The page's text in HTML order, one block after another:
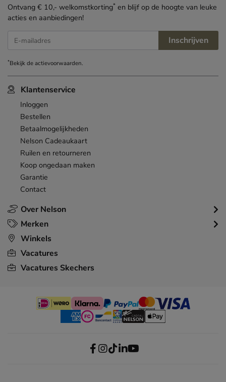
Over Nelson
Klantenservice
Inloggen
Bestellen
Betaalmogelijkheden
Nelson Cadeaukaart
Ruilen en retourneren
Koop ongedaan maken
Garantie
Contact
Merken
Winkels
Vacatures
Vacatures Skechers
Ontvang € 10,- welkomstkorting* en blijf op de hoogte van leuke
acties en aanbiedingen!
E-mailadres Inschrijven
*Bekijk deactievoorwaarden.